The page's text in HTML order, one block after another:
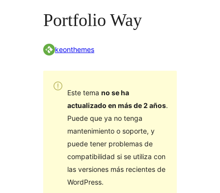
Portfolio Way
keonthemes
Este tema no se ha
actualizado en más de 2 años.
Puede que ya no tenga
mantenimiento o soporte, y
puede tener problemas de
compatibilidad si se utiliza con
las versiones más recientes de
WordPress.